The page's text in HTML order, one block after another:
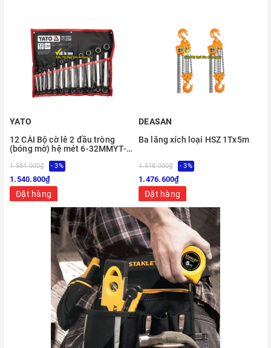
YATO
12 CÁI Bộ cờ lê 2 đầu tròng
(bóng mờ) hệ mét 6-32MMYT-
1.584.000₫ - 3%
1.540.800₫
Đặt hàng
DEASAN
Ba lăng xích loại HSZ 1Tx5m
1.518.000₫ - 3%
1.476.600₫
Đặt hàng